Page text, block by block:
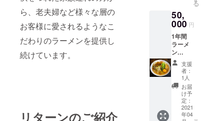
ら、老夫婦など様々な層の
お客様に愛されるようなこ
だわりのラーメンを提供し
続けています。
リターンのご紹介
る
50,
000 円
1年間
ラーメ
ン
（並）
or（大
）一杯
提供※1
日1回ま
で開始
日から
年間何
支援
者：
1人
お届
け予
定：
2021
年04